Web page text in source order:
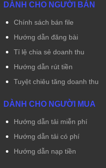
DÀNH CHO NGƯỜI BÁN
Chính sách bán file
Hướng dẫn đăng bài
Tỉ lệ chia sẻ doanh thu
Hướng dẫn rút tiền
Tuyệt chiêu tăng doanh thu
DÀNH CHO NGƯỜI MUA
Hướng dẫn tải miễn phí
Hướng dẫn tải có phí
Hướng dẫn nạp tiền